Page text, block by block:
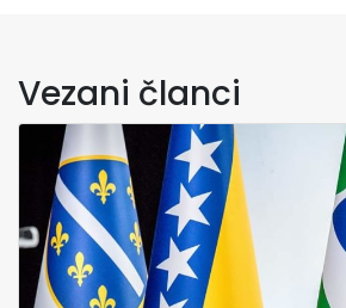
Vezani članci